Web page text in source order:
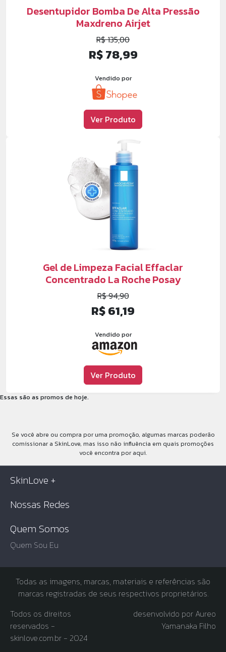
Desentupidor Bomba De Alta Pressão
Maxdreno Airjet
R$ 135,00
R$ 78,99
Vendido por
Ver Produto
Gel de Limpeza Facial Effaclar
Concentrado La Roche Posay
R$ 94,90
R$ 61,19
Vendido por
Ver Produto
Essas são as promos de hoje.
Se você abre ou compra por uma promoção, algumas marcas poderão
comissionar a SkinLove, mas isso não influência em quais promoções
você encontra por aqui.
SkinLove +
Nossas Redes
Quem Somos
Quem Sou Eu
Todas as imagens, marcas, materiais e referências são
marcas registradas de seus respectivos proprietários.
Todos os direitos
reservados -
skinlove.com.br - 2024
desenvolvido por Aureo
Yamanaka Filho